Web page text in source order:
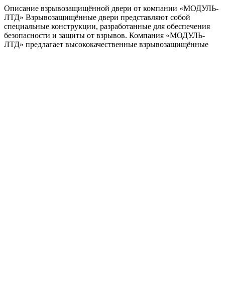
Описание взрывозащищённой двери от компании «МОДУЛЬ-
ЛТД» Взрывозащищённые двери представляют собой
специальные конструкции, разработанные для обеспечения
безопасности и защиты от взрывов. Компания «МОДУЛЬ-
ЛТД» предлагает высококачественные взрывозащищённые